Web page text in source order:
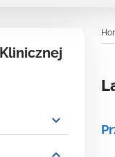
expand_more